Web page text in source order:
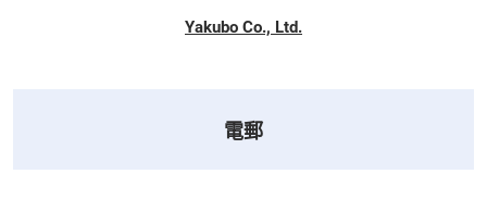
Yakubo Co., Ltd.
電郵